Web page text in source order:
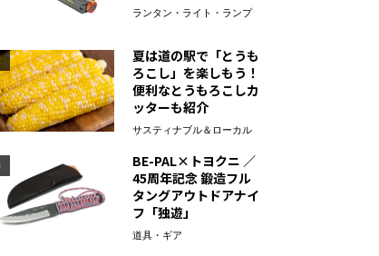
ランタン・ライト・ランプ
夏は道の駅で「とうも
ろこし」を楽しもう！
便利なとうもろこしカ
ッターも紹介
サスティナブル＆ローカル
BE-PAL×トヨクニ ／
45周年記念 鍛造フル
タングアウトドアナイ
フ「独遊」
道具・ギア